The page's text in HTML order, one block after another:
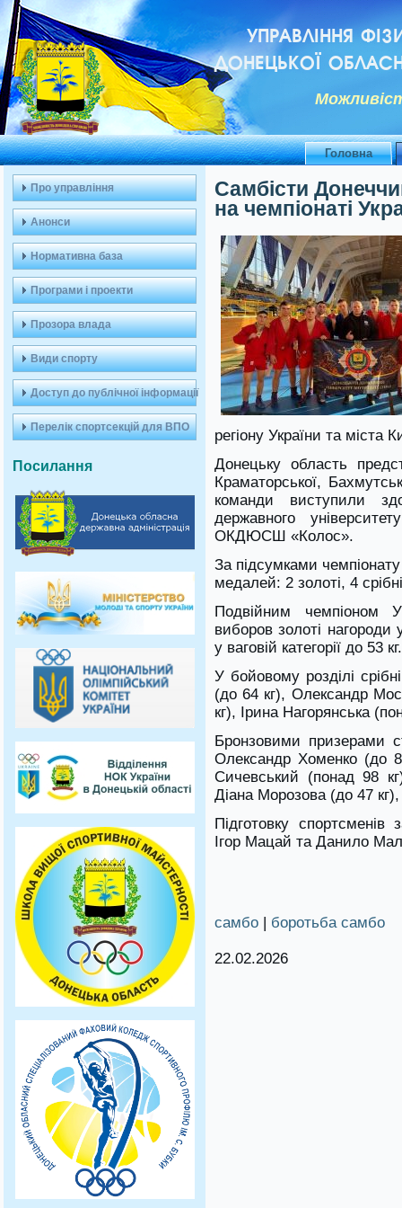
УПРАВЛІННЯ
ДОНЕЦЬКОЇ
Головна
Про управління
Анонси
Нормативна база
Програми і проекти
Прозора влада
Види спорту
Доступ до публічної інформації
Перелік спортсекцій для ВПО
Посилання
Самбісти
на чемпіонаті
регіону України та міста
Донецьку область
Краматорської,
команди виступили
державного
ОКДЮСШ «Колос».
За підсумками
медалей: 2 золоті, 4
Подвійним чемпіоном
виборов золоті
у ваговій категорії до 53 кг.
У бойовому розділі
(до 64 кг), Олександр
кг), Ірина Нагорянська
Бронзовими призерами
Олександр Хоменко (до
Сичевський (понад 98
Діана Морозова (до 47
Підготовку
Ігор Мацай та Данило
самбо | боротьба самбо
22.02.2026